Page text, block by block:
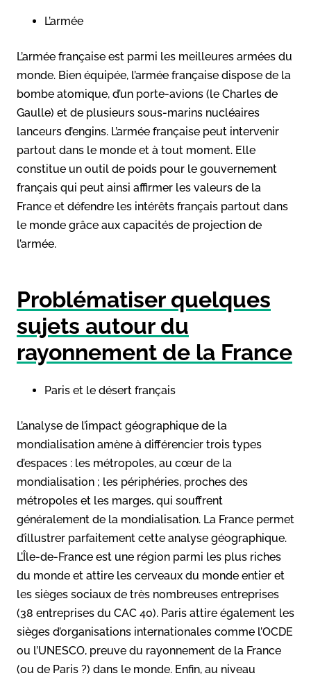
L’armée
L’armée française est parmi les meilleures armées du
monde. Bien équipée, l’armée française dispose de la
bombe atomique, d’un porte-avions (le Charles de
Gaulle) et de plusieurs sous-marins nucléaires
lanceurs d’engins. L’armée française peut intervenir
partout dans le monde et à tout moment. Elle
constitue un outil de poids pour le gouvernement
français qui peut ainsi affirmer les valeurs de la
France et défendre les intérêts français partout dans
le monde grâce aux capacités de projection de
l’armée.
Problématiser quelques
sujets autour du
rayonnement de la France
Paris et le désert français
L’analyse de l’impact géographique de la
mondialisation amène à différencier trois types
d’espaces : les métropoles, au cœur de la
mondialisation ; les périphéries, proches des
métropoles et les marges, qui souffrent
généralement de la mondialisation. La France permet
d’illustrer parfaitement cette analyse géographique.
L’Île-de-France est une région parmi les plus riches
du monde et attire les cerveaux du monde entier et
les sièges sociaux de très nombreuses entreprises
(38 entreprises du CAC 40). Paris attire également les
sièges d’organisations internationales comme l’OCDE
ou l’UNESCO, preuve du rayonnement de la France
(ou de Paris ?) dans le monde. Enfin, au niveau